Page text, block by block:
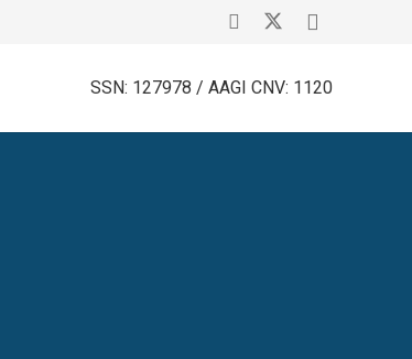
SSN: 127978 / AAGI CNV: 1120